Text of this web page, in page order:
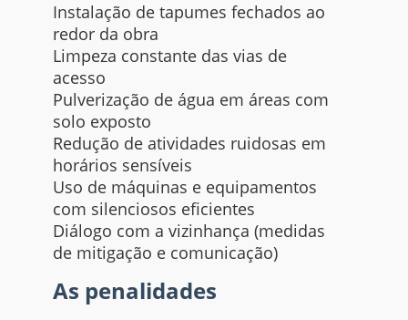
Instalação de tapumes fechados ao
redor da obra
Limpeza constante das vias de
acesso
Pulverização de água em áreas com
solo exposto
Redução de atividades ruidosas em
horários sensíveis
Uso de máquinas e equipamentos
com silenciosos eficientes
Diálogo com a vizinhança (medidas
de mitigação e comunicação)
As penalidades